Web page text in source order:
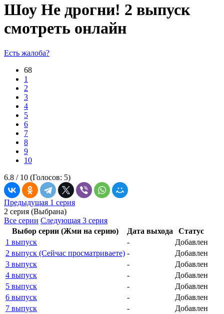
Шоу Не дрогни! 2 выпуск
смотреть онлайн
Есть жалоба?
68
1
2
3
4
5
6
7
8
9
10
6.8 / 10 (Голосов: 5)
Предыдущая 1 серия
2 серия (Выбрана)
Все серии Следующая 3 серия
Выбор серии (Жми на серию)
Дата выхода
Статус
1 выпуск
-
Добавлен
2 выпуск (Сейчас просматриваете) -
Добавлен
3 выпуск
-
Добавлен
4 выпуск
-
Добавлен
5 выпуск
-
Добавлен
6 выпуск
-
Добавлен
7 выпуск
-
Добавлен